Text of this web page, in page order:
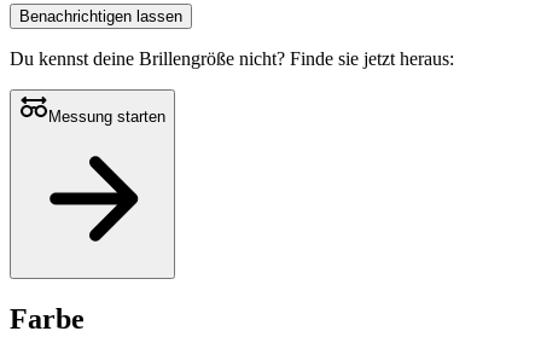
Benachrichtigen lassen
Du kennst deine Brillengröße nicht? Finde sie jetzt heraus:
Messung starten
Farbe